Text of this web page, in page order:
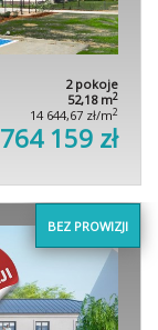
2 pokoje
52,18 m2
14 644,67 zł/m2
764 159 zł
BEZ PROWIZJI